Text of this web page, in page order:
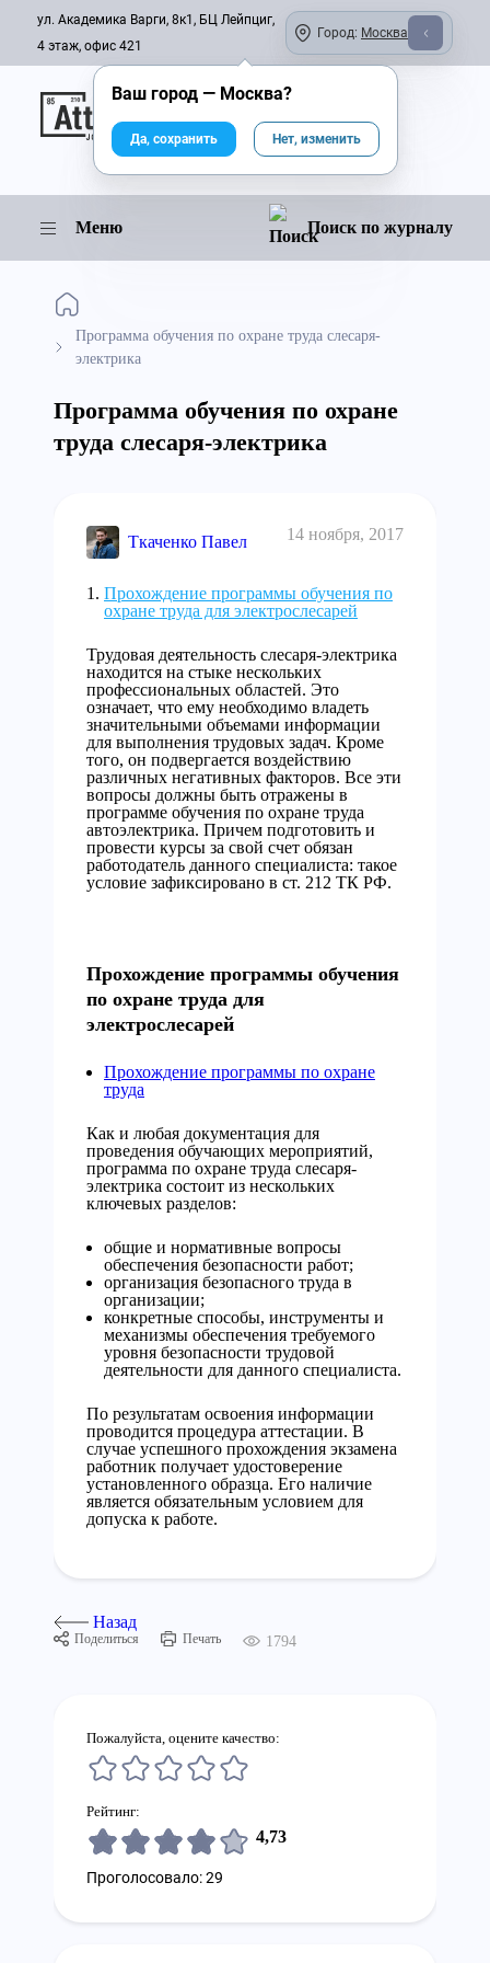
ул. Академика Варги, 8к1, БЦ Лейпциг,
4 этаж, офис 421
Город: Москва
Онлайн-журнал
Меню Поиск по журналу
Программа обучения по охране труда слесаря-
электрика
Программа обучения по охране
труда слесаря-электрика
Ткаченко Павел 14 ноября, 2017
Прохождение программы обучения по
охране труда для электрослесарей
Трудовая деятельность слесаря-электрика
находится на стыке нескольких
профессиональных областей. Это
означает, что ему необходимо владеть
значительными объемами информации
для выполнения трудовых задач. Кроме
того, он подвергается воздействию
различных негативных факторов. Все эти
вопросы должны быть отражены в
программе обучения по охране труда
автоэлектрика. Причем подготовить и
провести курсы за свой счет обязан
работодатель данного специалиста: такое
условие зафиксировано в ст. 212 ТК РФ.
Прохождение программы обучения
по охране труда для
электрослесарей
Прохождение программы по охране
труда
Как и любая документация для
проведения обучающих мероприятий,
программа по охране труда слесаря-
электрика состоит из нескольких
ключевых разделов:
общие и нормативные вопросы
обеспечения безопасности работ;
организация безопасного труда в
организации;
конкретные способы, инструменты и
механизмы обеспечения требуемого
уровня безопасности трудовой
деятельности для данного специалиста.
По результатам освоения информации
проводится процедура аттестации. В
случае успешного прохождения экзамена
работник получает удостоверение
установленного образца. Его наличие
является обязательным условием для
допуска к работе.
Назад
Поделиться Печать 1794
Пожалуйста, оцените качество:
Рейтинг:
4,73
Проголосовало: 29
Ваш город — Москва?
Да, сохранить Нет, изменить